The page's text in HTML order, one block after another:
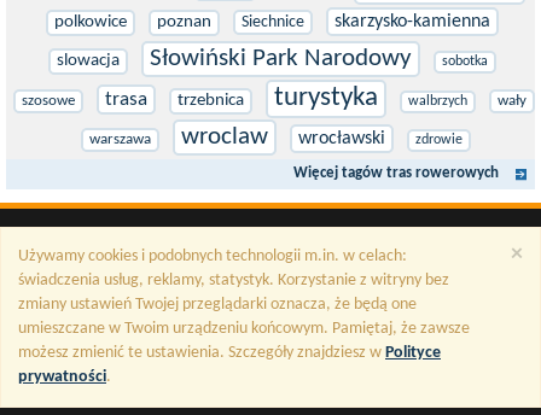
polkowice poznan Siechnice skarzysko-kamienna
slowacja Słowiński Park Narodowy sobotka
szosowe trasa trzebnica turystyka walbrzych wały
warszawa wroclaw wrocławski zdrowie
Więcej tagów tras rowerowych
×
Używamy cookies i podobnych technologii m.in. w celach:
świadczenia usług, reklamy, statystyk. Korzystanie z witryny bez
zmiany ustawień Twojej przeglądarki oznacza, że będą one
umieszczane w Twoim urządzeniu końcowym. Pamiętaj, że zawsze
możesz zmienić te ustawienia. Szczegóły znajdziesz w Polityce
prywatności.